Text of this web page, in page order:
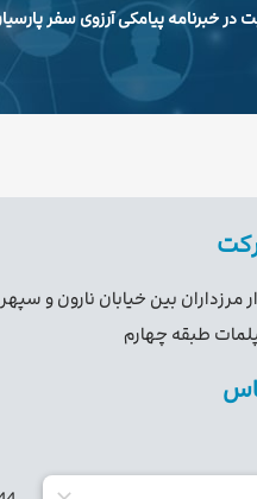
در خبرنامه پیامکی آرزوی سفر
طبقه چهارم